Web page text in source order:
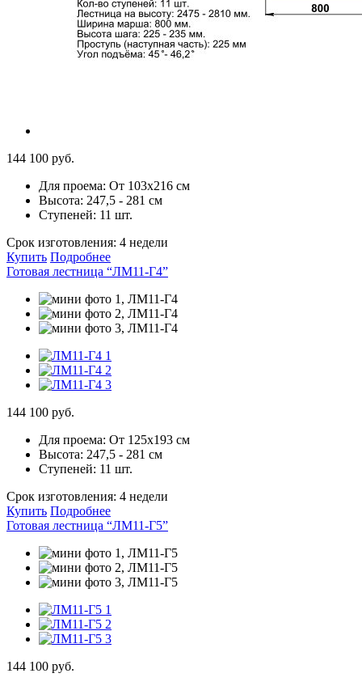
144 100 руб.
Для проема: От 103х216 см
Высота: 247,5 - 281 см
Ступеней: 11 шт.
Срок изготовления: 4 недели
Купить Подробнее
Готовая лестница “ЛМ11-Г4”
144 100 руб.
Для проема: От 125х193 см
Высота: 247,5 - 281 см
Ступеней: 11 шт.
Срок изготовления: 4 недели
Купить Подробнее
Готовая лестница “ЛМ11-Г5”
144 100 руб.